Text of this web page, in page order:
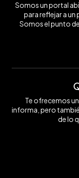
Somos un portal
para reflejar a un
Somos el punto
Te ofrecemos
informa, pero
de lo